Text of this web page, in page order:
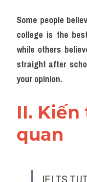
Environment
Đề thi thật Task 1
Process
Task 1
Đề thi IELTS thật
Advice
Đề thi thật Task 2
Some people
college is the
while others
straight after
your opinion.
II.
quan
IELTS